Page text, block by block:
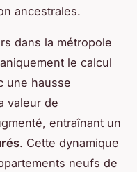
ancestrales.
dans la métropole
le calcul
une hausse
valeur de
entraînant un
. Cette dynamique
neufs de